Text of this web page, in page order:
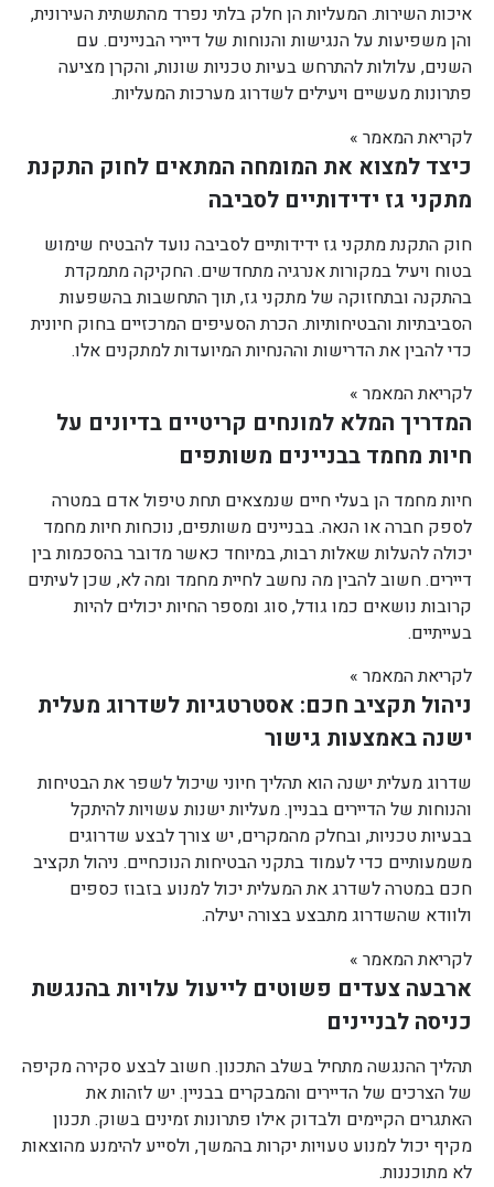
איכות השירות. המעליות הן חלק בלתי נפרד מהתשתית העירונית,
והן משפיעות על הנגישות והנוחות של דיירי הבניינים. עם
השנים, עלולות להתרחש בעיות טכניות שונות, והקרן מציעה
פתרונות מעשיים ויעילים לשדרוג מערכות המעליות.
לקריאת המאמר »
כיצד למצוא את המומחה המתאים לחוק התקנת
מתקני גז ידידותיים לסביבה
חוק התקנת מתקני גז ידידותיים לסביבה נועד להבטיח שימוש
בטוח ויעיל במקורות אנרגיה מתחדשים. החקיקה מתמקדת
בהתקנה ובתחזוקה של מתקני גז, תוך התחשבות בהשפעות
הסביבתיות והבטיחותיות. הכרת הסעיפים המרכזיים בחוק חיונית
כדי להבין את הדרישות וההנחיות המיועדות למתקנים אלו.
לקריאת המאמר »
המדריך המלא למונחים קריטיים בדיונים על
חיות מחמד בבניינים משותפים
חיות מחמד הן בעלי חיים שנמצאים תחת טיפול אדם במטרה
לספק חברה או הנאה. בבניינים משותפים, נוכחות חיות מחמד
יכולה להעלות שאלות רבות, במיוחד כאשר מדובר בהסכמות בין
דיירים. חשוב להבין מה נחשב לחיית מחמד ומה לא, שכן לעיתים
קרובות נושאים כמו גודל, סוג ומספר החיות יכולים להיות
בעייתיים.
לקריאת המאמר »
ניהול תקציב חכם: אסטרטגיות לשדרוג מעלית
ישנה באמצעות גישור
שדרוג מעלית ישנה הוא תהליך חיוני שיכול לשפר את הבטיחות
והנוחות של הדיירים בבניין. מעליות ישנות עשויות להיתקל
בבעיות טכניות, ובחלק מהמקרים, יש צורך לבצע שדרוגים
משמעותיים כדי לעמוד בתקני הבטיחות הנוכחיים. ניהול תקציב
חכם במטרה לשדרג את המעלית יכול למנוע בזבוז כספים
ולוודא שהשדרוג מתבצע בצורה יעילה.
לקריאת המאמר »
ארבעה צעדים פשוטים לייעול עלויות בהנגשת
כניסה לבניינים
תהליך ההנגשה מתחיל בשלב התכנון. חשוב לבצע סקירה מקיפה
של הצרכים של הדיירים והמבקרים בבניין. יש לזהות את
האתגרים הקיימים ולבדוק אילו פתרונות זמינים בשוק. תכנון
מקיף יכול למנוע טעויות יקרות בהמשך, ולסייע להימנע מהוצאות
לא מתוכננות.